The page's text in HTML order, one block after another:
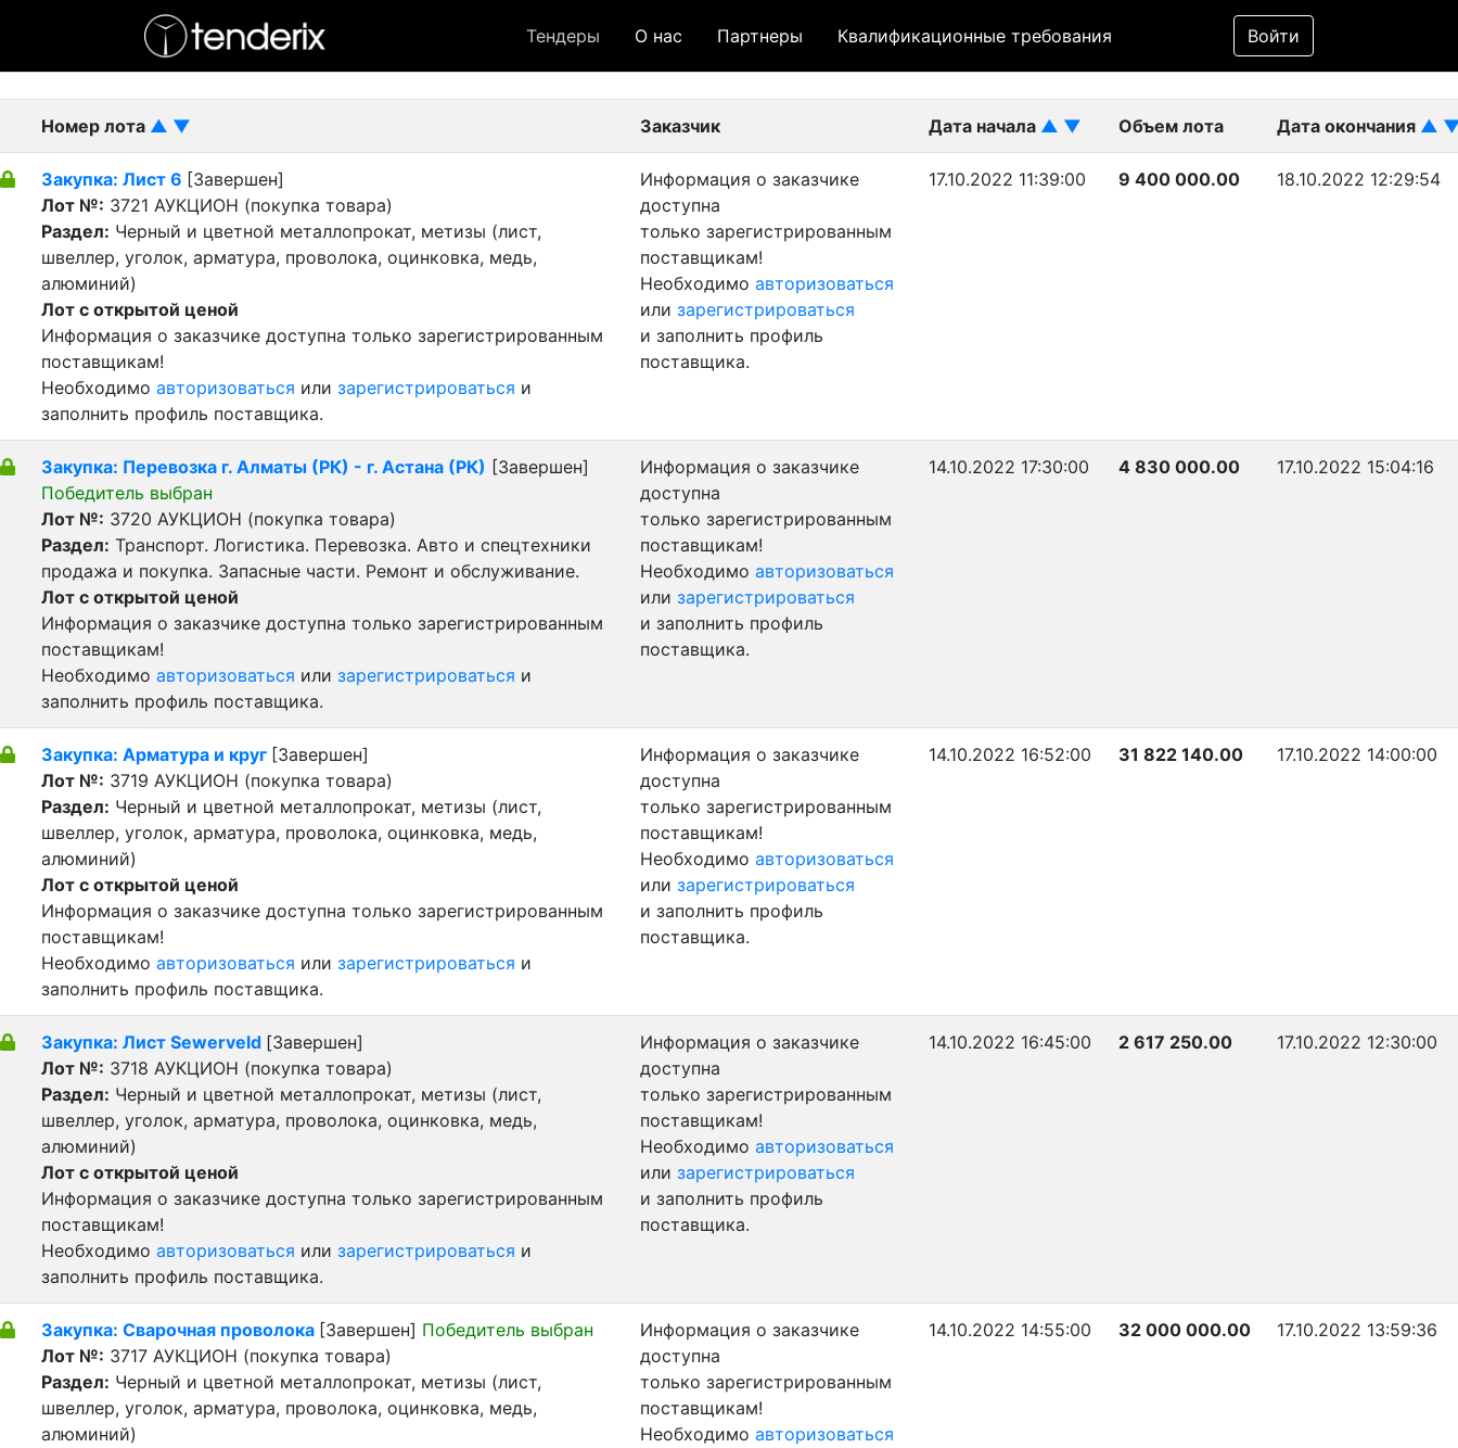
Тендеры О нас Партнеры Квалификационные требования Войти
Фильтр
- Завершенный лот
Номер лота ▲ ▼ Заказчик Дата начала ▲ ▼ Объем лота Дата окончания ▲
Закупка: Лист 6 [Завершен]
Лот №: 3721 АУКЦИОН (покупка товара)
Раздел: Черный и цветной металлопрокат, метизы (лист,
швеллер, уголок, арматура, проволока, оцинковка, медь,
алюминий)
Лот с открытой ценой
Информация о заказчике доступна только зарегистрированным
поставщикам!
Необходимо авторизоваться или зарегистрироваться и
заполнить профиль поставщика.
Информация о заказчике
доступна
только зарегистрированным
поставщикам!
Необходимо авторизоваться
или зарегистрироваться
и заполнить профиль
поставщика.
17.10.2022 11:39:00 9 400 000.00 18.10.2022 12:29:54
Закупка: Перевозка г. Алматы (РК) - г. Астана (РК) [Завершен]
Победитель выбран
Лот №: 3720 АУКЦИОН (покупка товара)
Раздел: Транспорт. Логистика. Перевозка. Авто и спецтехники
продажа и покупка. Запасные части. Ремонт и обслуживание.
Лот с открытой ценой
Информация о заказчике доступна только зарегистрированным
поставщикам!
Необходимо авторизоваться или зарегистрироваться и
заполнить профиль поставщика.
Информация о заказчике
доступна
только зарегистрированным
поставщикам!
Необходимо авторизоваться
или зарегистрироваться
и заполнить профиль
поставщика.
14.10.2022 17:30:00 4 830 000.00 17.10.2022 15:04:16
Закупка: Арматура и круг [Завершен]
Лот №: 3719 АУКЦИОН (покупка товара)
Раздел: Черный и цветной металлопрокат, метизы (лист,
швеллер, уголок, арматура, проволока, оцинковка, медь,
алюминий)
Лот с открытой ценой
Информация о заказчике доступна только зарегистрированным
поставщикам!
Необходимо авторизоваться или зарегистрироваться и
заполнить профиль поставщика.
Информация о заказчике
доступна
только зарегистрированным
поставщикам!
Необходимо авторизоваться
или зарегистрироваться
и заполнить профиль
поставщика.
14.10.2022 16:52:00 31 822 140.00 17.10.2022 14:00:00
Закупка: Лист Sewerveld [Завершен]
Лот №: 3718 АУКЦИОН (покупка товара)
Раздел: Черный и цветной металлопрокат, метизы (лист,
швеллер, уголок, арматура, проволока, оцинковка, медь,
алюминий)
Лот с открытой ценой
Информация о заказчике доступна только зарегистрированным
поставщикам!
Необходимо авторизоваться или зарегистрироваться и
заполнить профиль поставщика.
Информация о заказчике
доступна
только зарегистрированным
поставщикам!
Необходимо авторизоваться
или зарегистрироваться
и заполнить профиль
поставщика.
14.10.2022 16:45:00 2 617 250.00 17.10.2022 12:30:00
Закупка: Сварочная проволока [Завершен] Победитель выбран
Лот №: 3717 АУКЦИОН (покупка товара)
Раздел: Черный и цветной металлопрокат, метизы (лист,
швеллер, уголок, арматура, проволока, оцинковка, медь,
алюминий)
Информация о заказчике
доступна
только зарегистрированным
поставщикам!
Необходимо авторизоваться
14.10.2022 14:55:00 32 000 000.00 17.10.2022 13:59:36